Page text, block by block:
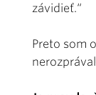
závidieť.“
Preto som